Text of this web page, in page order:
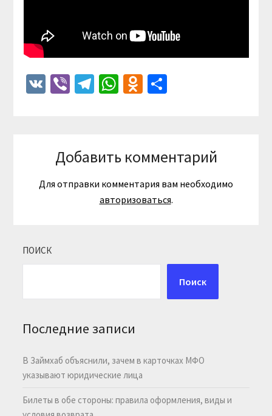
VKViberTelegram
WhatsApp
Odnoklassniki
Отправить
Добавить комментарий
Для отправки комментария вам необходимо
авторизоваться.
ПОИСК
Поиск
Последние записи
В Займхаб объяснили, зачем в карточках МФО
указывают юридические лица
Билеты в обе стороны: правила оформления, виды и